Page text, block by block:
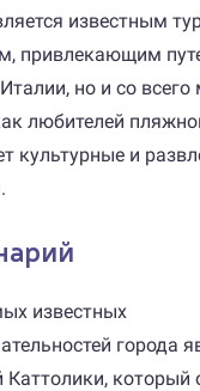
известным
привлекающим
но и со
любителей
культурные и
известных
города
который